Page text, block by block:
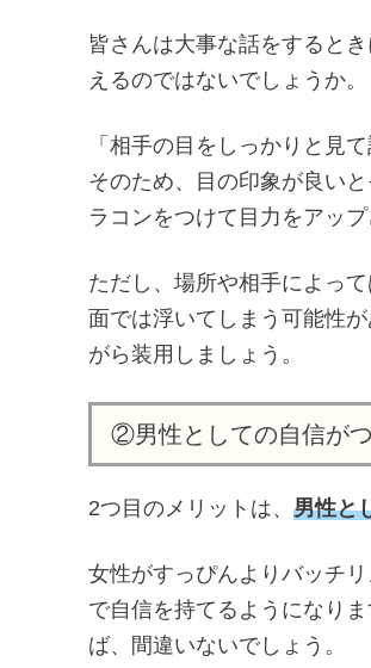
皆さんは大事な話をすると
えるのではないでしょうか。
「相手の目をしっかりと見
そのため、目の印象が良い
ラコンをつけて目力をアッ
ただし、場所や相手によっ
面では浮いてしまう可能性
がら装用しましょう。
②男性としての自信がつ
2つ目のメリットは、 男性と
女性がすっぴんよりバッチ
で自信を持てるようになり
ば、間違いないでしょう。